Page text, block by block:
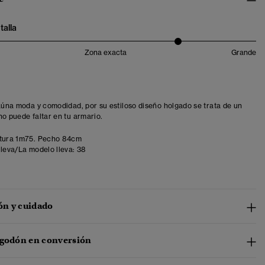
Zona exacta Grande
moda y comodidad, por su estiloso diseño holgado se trata de un
puede faltar en tu armario.
1m75. Pecho 84cm
La modelo lleva: 38
y cuidado
en conversión